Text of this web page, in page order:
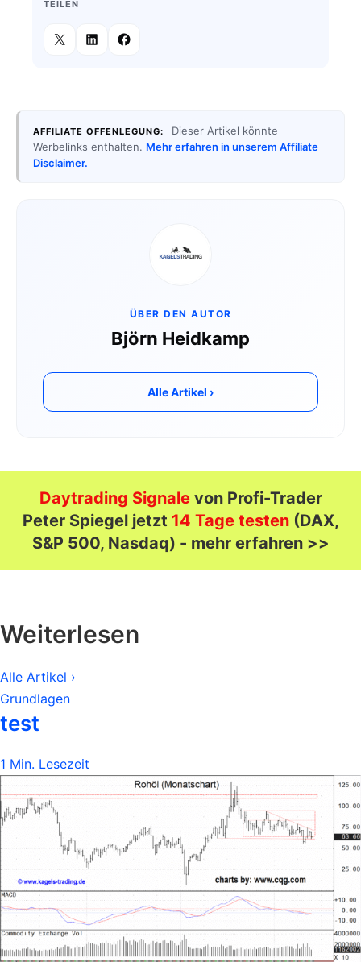
TEILEN
AFFILIATE OFFENLEGUNG:
Dieser Artikel könnte
Werbelinks enthalten. Mehr erfahren in unserem Affiliate
Disclaimer.
ÜBER DEN AUTOR
Björn Heidkamp
Alle Artikel ›
Daytrading Signalevon Profi-Trader
Peter Spiegel jetzt 14 Tage testen(DAX,
S&P 500, Nasdaq) - mehr erfahren >>
Weiterlesen
Alle Artikel ›
Grundlagen
test
1 Min. Lesezeit